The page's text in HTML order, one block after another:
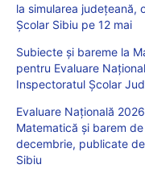
la simularea județeană,
Școlar Sibiu pe 12 mai
Subiecte și bareme la
pentru Evaluare
Inspectoratul Școlar
Evaluare Națională
Matematică și barem
decembrie, publicate
Sibiu